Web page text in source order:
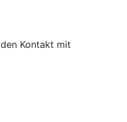
Kontakt mit